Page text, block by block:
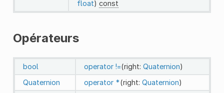
float) const
Opérateurs
bool operator !=(right: Quaternion)
Quaternion
operator *(right: Quaternion)